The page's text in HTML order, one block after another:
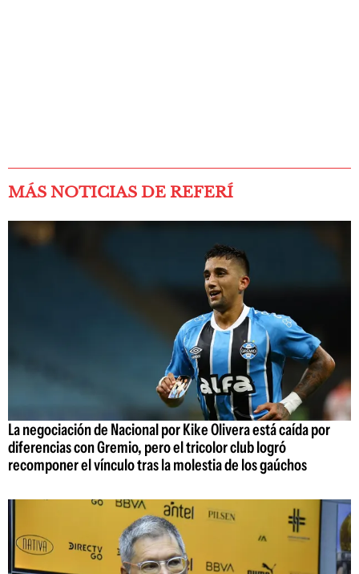
MÁS NOTICIAS DE REFERÍ
La negociación de Nacional por Kike Olivera está caída por
diferencias con Gremio, pero el tricolor club logró
recomponer el vínculo tras la molestia de los gaúchos